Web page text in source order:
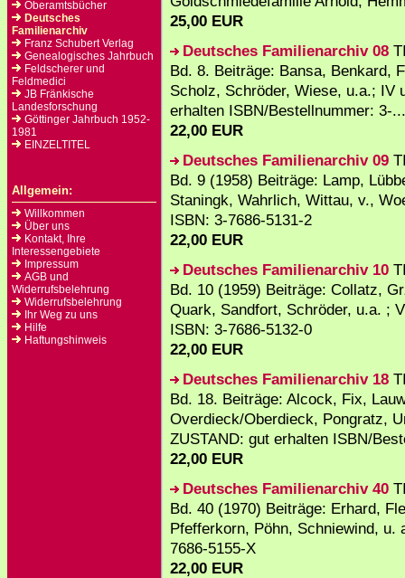
Oberamtsbücher
Deutsches
Familienarchiv
Franz Schubert Verlag
Genealogisches Jahrbuch
Feldscherer und
Feldmedici
JB Fränkische
Landesforschung
Göttinger Jahrbuch 1952-
1981
EINZELTITEL
Allgemein:
Willkommen
Über uns
Kontakt, Ihre
Interessengebiete
Impressum
AGB und
Widerrufsbelehrung
Widerrufsbelehrung
Ihr Weg zu uns
Hilfe
Haftungshinweis
25,00 EUR
Deutsches Familienarchiv 08
Bd. 8. Beiträge: Bansa, Benkard,
Scholz, Schröder, Wiese, u.a.; IV
erhalten ISBN/Bestellnummer: 3-...
22,00 EUR
Deutsches Familienarchiv 09
Bd. 9 (1958) Beiträge: Lamp,
Staningk, Wahrlich, Wittau, v.,
ISBN: 3-7686-5131-2
22,00 EUR
Deutsches Familienarchiv 10
Bd. 10 (1959) Beiträge: Collatz,
Quark, Sandfort, Schröder, u.a. ;
ISBN: 3-7686-5132-0
22,00 EUR
Deutsches Familienarchiv 18
Bd. 18. Beiträge: Alcock, Fix,
Overdieck/Oberdieck, Pongratz,
ZUSTAND: gut erhalten ISBN/
22,00 EUR
Deutsches Familienarchiv 40
Bd. 40 (1970) Beiträge: Erhard,
Pfefferkorn, Pöhn, Schniewind,
7686-5155-X
22,00 EUR